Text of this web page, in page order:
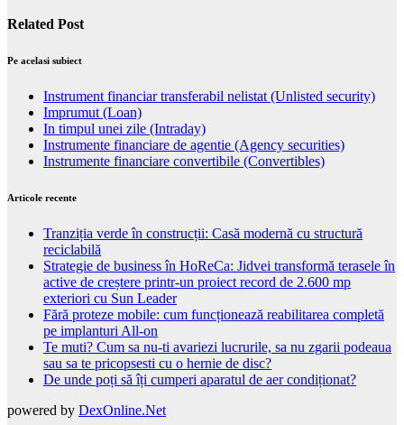
Related Post
Pe acelasi subiect
Instrument financiar transferabil nelistat (Unlisted security)
Imprumut (Loan)
In timpul unei zile (Intraday)
Instrumente financiare de agentie (Agency securities)
Instrumente financiare convertibile (Convertibles)
Articole recente
Tranziția verde în construcții: Casă modernă cu structură
reciclabilă
Strategie de business în HoReCa: Jidvei transformă terasele în
active de creștere printr-un proiect record de 2.600 mp
exteriori cu Sun Leader
Fără proteze mobile: cum funcționează reabilitarea completă
pe implanturi All-on
Te muti? Cum sa nu-ti avariezi lucrurile, sa nu zgarii podeaua
sau sa te pricopsesti cu o hernie de disc?
De unde poți să îți cumperi aparatul de aer condiționat?
powered by DexOnline.Net